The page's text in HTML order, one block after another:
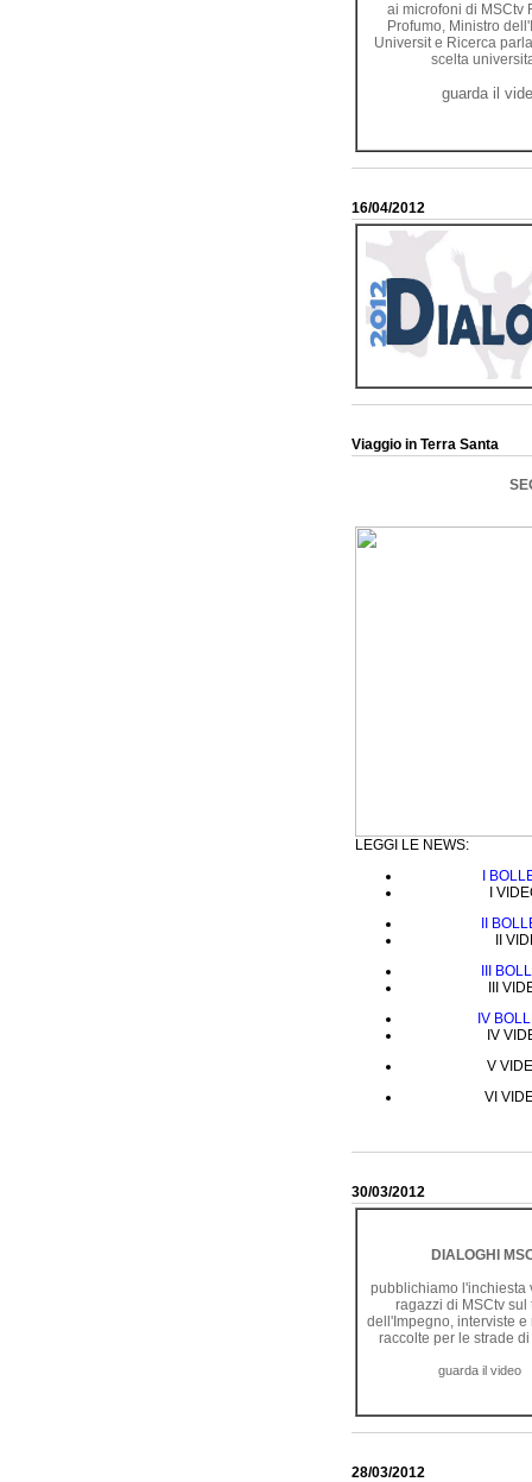
ai microfoni di MSCtv
Profumo, Ministro
Universit e Ricerca
scelta
guarda il
16/04/2012
Viaggio in Terra Santa
LEGGI LE NEWS:
I
I
II
II
III
III
IV
IV
V
VI
30/03/2012
DIALOGHI
pubblichiamo l'inchiesta
ragazzi di MSCtv sul
dell'Impegno, interviste e
raccolte per le strade
guarda il video
28/03/2012